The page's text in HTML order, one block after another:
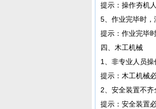
提示：操作夯机
5、作业完毕时，
提示：作业完毕
四、木工机械
1、非专业人员操
提示：木工机械
2、安全装置不齐
提示：安全装置